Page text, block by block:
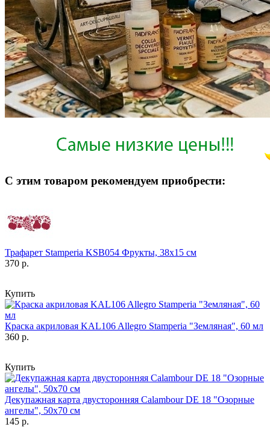
С этим товаром рекомендуем приобрести:
Трафарет Stamperia KSB054 Фрукты, 38х15 см
370 р.
Купить
Краска акриловая KAL106 Allegro Stamperia "Земляная", 60 мл
360 р.
Купить
Декупажная карта двусторонняя Calambour DE 18 "Озорные
ангелы", 50х70 см
145 р.